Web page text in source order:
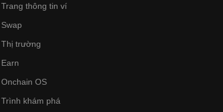
Trang thông tin ví
Swap
Thị trường
Earn
Onchain OS
Trình khám phá